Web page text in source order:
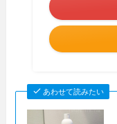
あわせて読みたい